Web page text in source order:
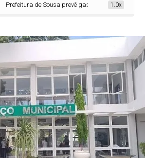
Prefeitura de Sousa prevê gastos de mais de R$
1.0x